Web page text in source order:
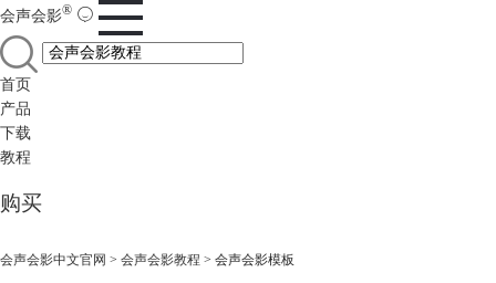
会声会影®
首页
产品
下载
教程
购买
会声会影中文官网 > 会声会影教程 > 会声会影模板